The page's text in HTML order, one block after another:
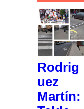
Rodrig
uez
Martín: